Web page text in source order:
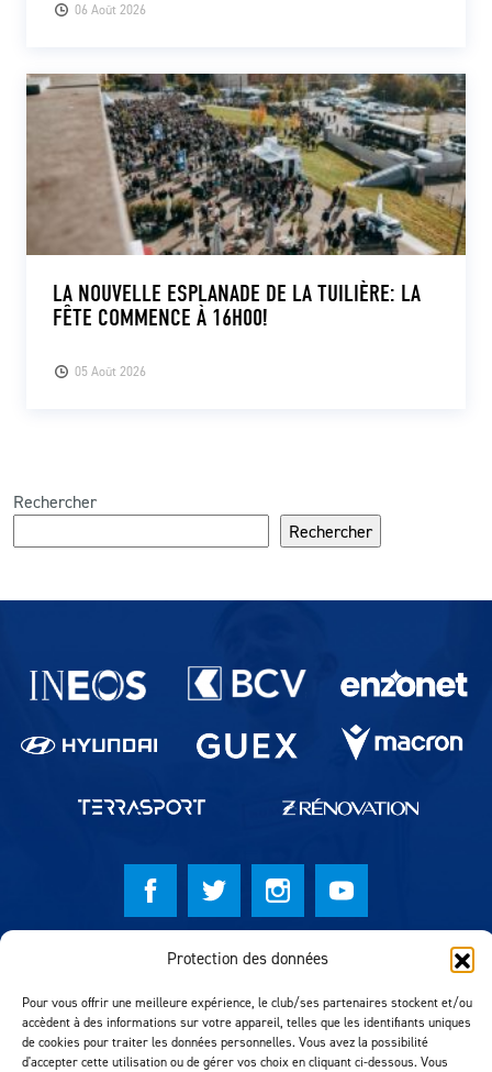
Protection des données
Pour vous offrir une meilleure expérience, le club/ses partenaires stockent et/ou
accèdent à des informations sur votre appareil, telles que les identifiants uniques
de cookies pour traiter les données personnelles. Vous avez la possibilité
d'accepter cette utilisation ou de gérer vos choix en cliquant ci-dessous. Vous
06 Août 2026
05 Août 2026
LA NOUVELLE ESPLANADE DE LA TUILIÈRE: LA
FÊTE COMMENCE À 16H00!
Rechercher
Rechercher
Partenaires du lausanne-Sport
© Lausanne Sport Football Club 2026